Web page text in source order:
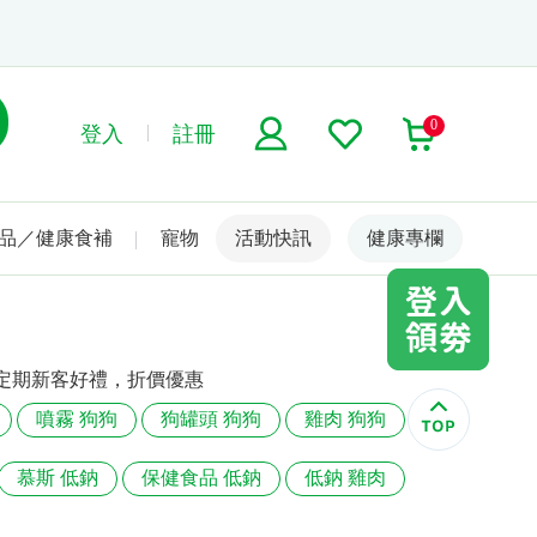
登入 註冊 0
／健康食補 寵物 名人嚴選
活動快訊 健康專欄
期新客好禮，折價優惠
噴霧 狗狗
狗罐頭 狗狗 雞肉 狗狗
慕斯 低鈉 保健食品 低鈉 低鈉 雞肉